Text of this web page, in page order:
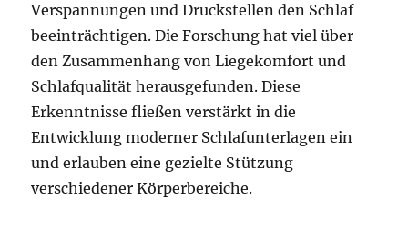
Verspannungen und Druckstellen den Schlaf
beeinträchtigen. Die Forschung hat viel über
den Zusammenhang von Liegekomfort und
Schlafqualität herausgefunden. Diese
Erkenntnisse fließen verstärkt in die
Entwicklung moderner Schlafunterlagen ein
und erlauben eine gezielte Stützung
verschiedener Körperbereiche.